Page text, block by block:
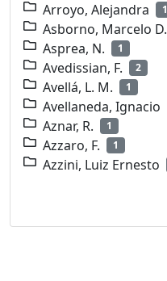
Arroyo, Alejandra 1
Asborno, Marcelo D.
Asprea, N. 1
Avedissian, F. 2
Avellá, L. M. 1
Avellaneda, Ignacio
Aznar, R. 1
Azzaro, F. 1
Azzini, Luiz Ernesto